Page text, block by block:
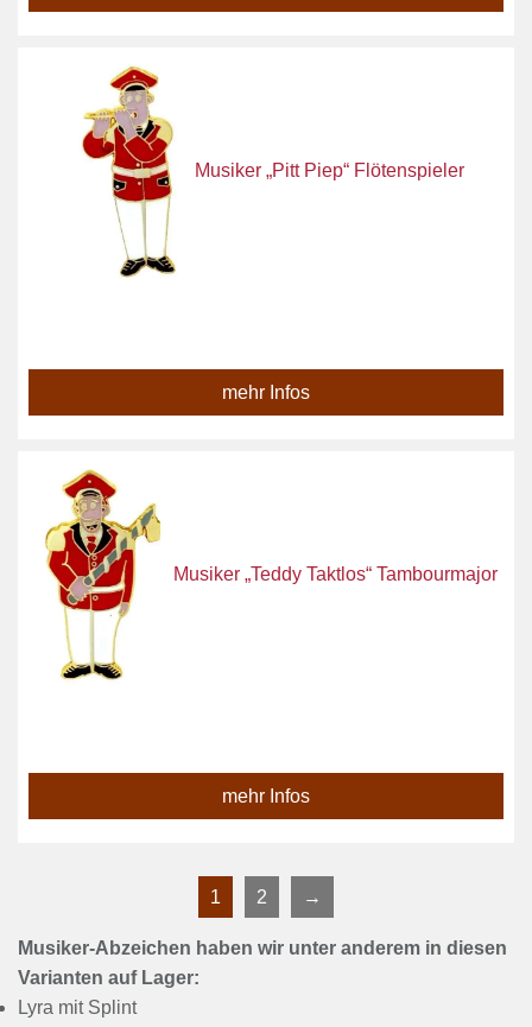
Musiker „Pitt Piep“ Flötenspieler
mehr Infos
Musiker „Teddy Taktlos“ Tambourmajor
mehr Infos
1 2 →
Musiker-Abzeichen haben wir unter anderem in diesen
Varianten auf Lager:
Lyra mit Splint